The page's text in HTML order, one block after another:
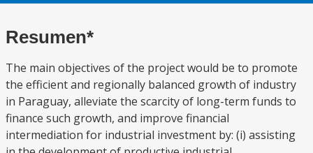
Resumen*
The main objectives of the project would be to promote
the efficient and regionally balanced growth of industry
in Paraguay, alleviate the scarcity of long-term funds to
finance such growth, and improve financial
intermediation for industrial investment by: (i) assisting